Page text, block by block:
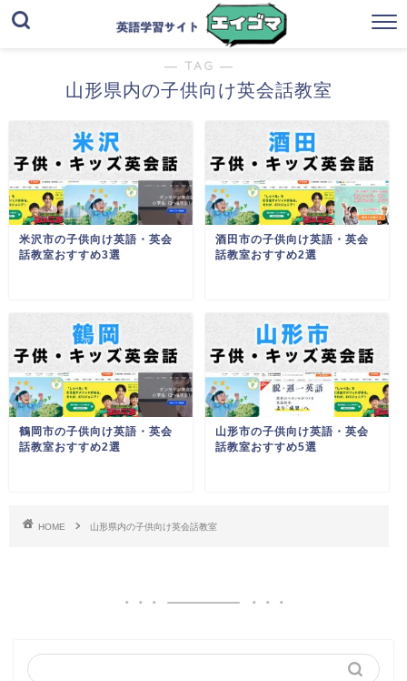
― TAG ―
山形県内の子供向け英会話教室
米沢市の子供向け英語・英会
話教室おすすめ3選
酒田市の子供向け英語・英会
話教室おすすめ2選
鶴岡市の子供向け英語・英会
話教室おすすめ2選
山形市の子供向け英語・英会
話教室おすすめ5選
HOME 山形県内の子供向け英会話教室